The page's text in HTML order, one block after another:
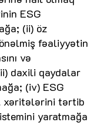
ESG
(ii) öz
fəaliyyətin
və
daxili qaydalar
(iv) ESG
xəritələrini tərtib
yaratmağa